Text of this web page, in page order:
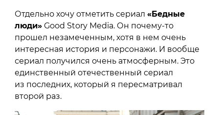
Отдельно хочу отметить сериал «Бедные
люди» Good Story Media. Он почему-то
прошел незамеченным, хотя в нем очень
интересная история и персонажи. И вообще
сериал получился очень атмосферным. Это
единственный отечественный сериал
из последних, который я пересматривал
второй раз.